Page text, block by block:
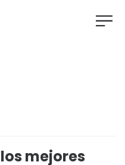
mejores